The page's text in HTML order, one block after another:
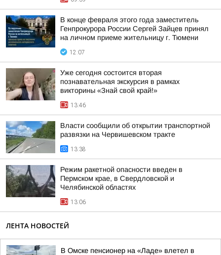
В конце февраля этого года заместитель
Генпрокурора России Сергей Зайцев принял
на личном приеме жительницу г. Тюмени
12:07
Уже сегодня состоится вторая
познавательная экскурсия в рамках
викторины «Знай свой край!»
13:46
Власти сообщили об открытии транспортной
развязки на Червишевском тракте
13:38
Режим ракетной опасности введен в
Пермском крае, в Свердловской и
Челябинской областях
13:06
ЛЕНТА НОВОСТЕЙ
В Омске пенсионер на «Ладе» влетел в